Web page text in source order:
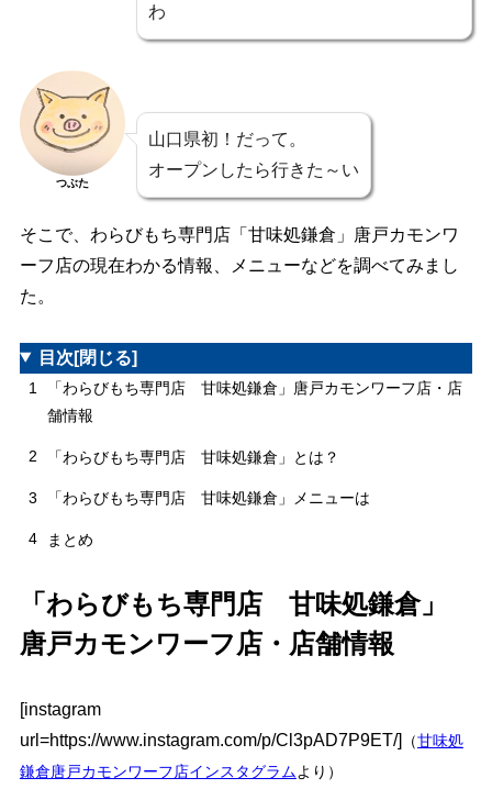
わ
つぶた
山口県初！だって。
オープンしたら行きた～い
そこで、わらびもち専門店「甘味処鎌倉」唐戸カモンワ
ーフ店の現在わかる情報、メニューなどを調べてみまし
た。
目次 [閉じる]
1
「わらびもち専門店 甘味処鎌倉」唐戸カモンワーフ店・店
舗情報
2 「わらびもち専門店 甘味処鎌倉」とは？
3 「わらびもち専門店 甘味処鎌倉」メニューは
4 まとめ
「わらびもち専門店 甘味処鎌倉」
唐戸カモンワーフ店・店舗情報
[instagram
url=https://www.instagram.com/p/Cl3pAD7P9ET/]
（甘味処
鎌倉唐戸カモンワーフ店インスタグラムより）